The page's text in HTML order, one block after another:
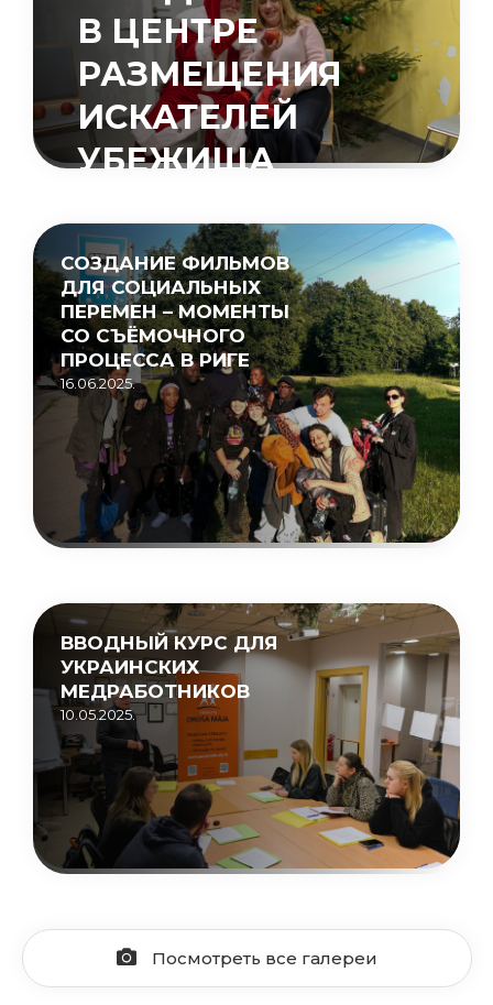
В ЦЕНТРЕ
РАЗМЕЩЕНИЯ
ИСКАТЕЛЕЙ
УБЕЖИЩА
15.05.2026.
СОЗДАНИЕ ФИЛЬМОВ
ДЛЯ СОЦИАЛЬНЫХ
ПЕРЕМЕН – МОМЕНТЫ
СО СЪЁМОЧНОГО
ПРОЦЕССА В РИГЕ
16.06.2025.
ВВОДНЫЙ КУРС ДЛЯ
УКРАИНСКИХ
МЕДРАБОТНИКОВ
10.05.2025.
Посмотреть все галереи